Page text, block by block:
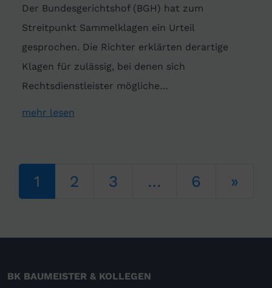
Der Bundesgerichtshof (BGH) hat zum
Streitpunkt Sammelklagen ein Urteil
gesprochen. Die Richter erklärten derartige
Klagen für zulässig, bei denen sich
Rechtsdienstleister mögliche…
mehr lesen
Beitrags-Navigation
1 2 3 … 6 »
BK BAUMEISTER & KOLLEGEN